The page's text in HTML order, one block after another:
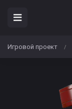
Игровой проект /